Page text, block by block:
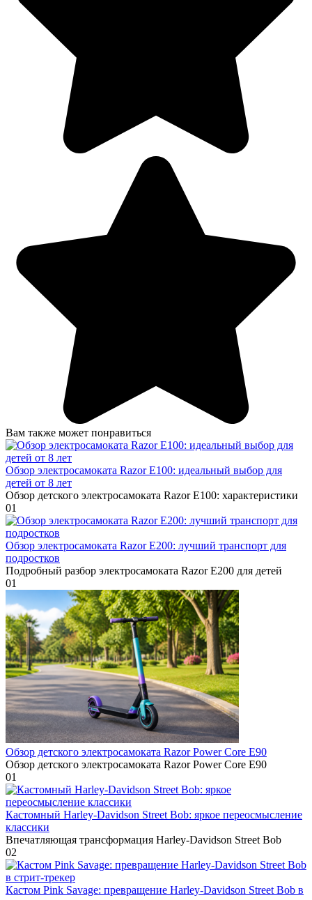
Вам также может понравиться
Обзор электросамоката Razor E100: идеальный выбор для
детей от 8 лет
Обзор детского электросамоката Razor E100: характеристики
01
Обзор электросамоката Razor E200: лучший транспорт для
подростков
Подробный разбор электросамоката Razor E200 для детей
01
Обзор детского электросамоката Razor Power Core E90
Обзор детского электросамоката Razor Power Core E90
01
Кастомный Harley-Davidson Street Bob: яркое переосмысление
классики
Впечатляющая трансформация Harley-Davidson Street Bob
02
Кастом Pink Savage: превращение Harley-Davidson Street Bob в